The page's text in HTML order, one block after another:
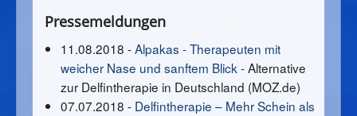
Pressemeldungen
11.08.2018 -Alpakas - Therapeuten mit
weicher Nase und sanftem Blick -Alternative
zur Delfintherapie in Deutschland (MOZ.de)
07.07.2018 - Delfintherapie – Mehr Schein als